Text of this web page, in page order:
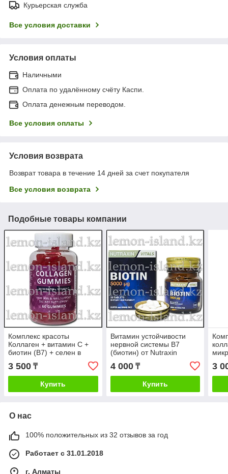
Курьерская служба
Все условия доставки
Условия оплаты
Наличными
Оплата по удалённому счёту Каспи.
Оплата денежным переводом.
Все условия оплаты
Условия возврата
Возврат товара в течение 14 дней за счет покупателя
Все условия возврата
Подобные товары компании
Комплекс красоты
Коллаген + витамин С +
биотин (В7) + селен в
виде фруктового желе
3 500 ₸
Купить
Витамин устойчивости
нервной системы В7
(биотин) от Nutraxin
(Турция), 30 таб.
4 000₸
Купить
3
О нас
100% положительных из 32 отзывов за год
Работает с 31.01.2018
г. Алматы